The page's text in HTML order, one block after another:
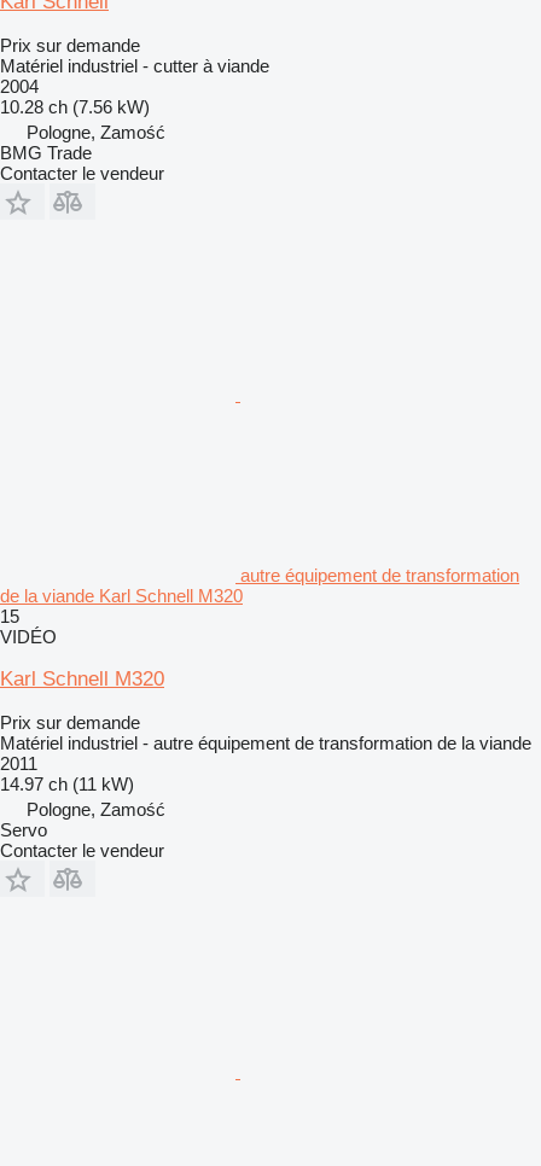
Prix sur demande
Matériel industriel - cutter à viande
2004
10.28 ch (7.56 kW)
Pologne, Zamość
BMG Trade
Contacter le vendeur
autre équipement de transformation
de la viande Karl Schnell M320
15
VIDÉO
Karl Schnell M320
Prix sur demande
Matériel industriel - autre équipement de transformation de la viande
2011
14.97 ch (11 kW)
Pologne, Zamość
Servo
Contacter le vendeur